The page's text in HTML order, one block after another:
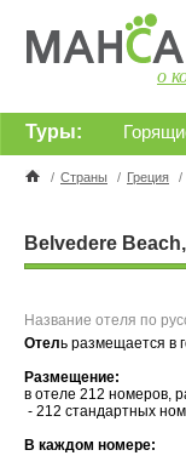
о
Туры:
/ Страны / Греция /
Belvedere
Название отеля по
Отель размещается в
Размещение:
в отеле 212 номеров,
- 212 стандартных
В каждом номере: